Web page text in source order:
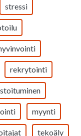
stressi
rekrytointi
myynti
tekoäly